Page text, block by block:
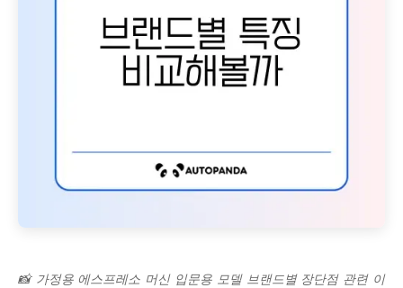
📸 가정용 에스프레소 머신 입문용 모델 브랜드별 장단점 관련 이